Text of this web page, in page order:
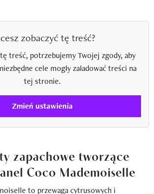
zobaczyć tę treść?
treść, potrzebujemy Twojej zgody, aby
cele mogły załadować treści na
tej stronie.
Zmień ustawienia
zapachowe tworzące
Coco Mademoiselle
to przewaga cytrusowych i